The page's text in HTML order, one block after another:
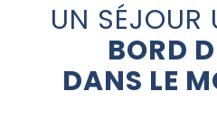
UN SÉJOUR
BORD
DANS LE